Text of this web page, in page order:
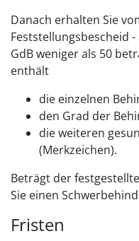
Danach erhalten Sie
Feststellungsbescheid
GdB weniger als 50
enthält
die einzelnen
den Grad der
die weiteren
(Merkzeichen).
Beträgt der
Sie einen
Fristen